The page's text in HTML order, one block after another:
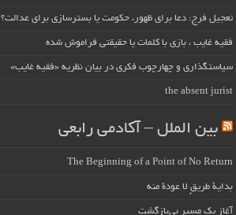
تعجیل فرج: دعا برای ظهور، حکومت یا بسترسازی برای عدالت؟
فقیه غایب ، بازی با کلمات یا حقیقتی فراموش شده
سیاستگذاری و چهارچوب فکری در بیان نظریه «فقیه غایب»
the absent jurist
بین الملل – آکادمی رابعی
The Beginning of a Point of No Return
بداية طريقٍ لا عودة منه
آغاز یک مسیر بی‌بازگشت